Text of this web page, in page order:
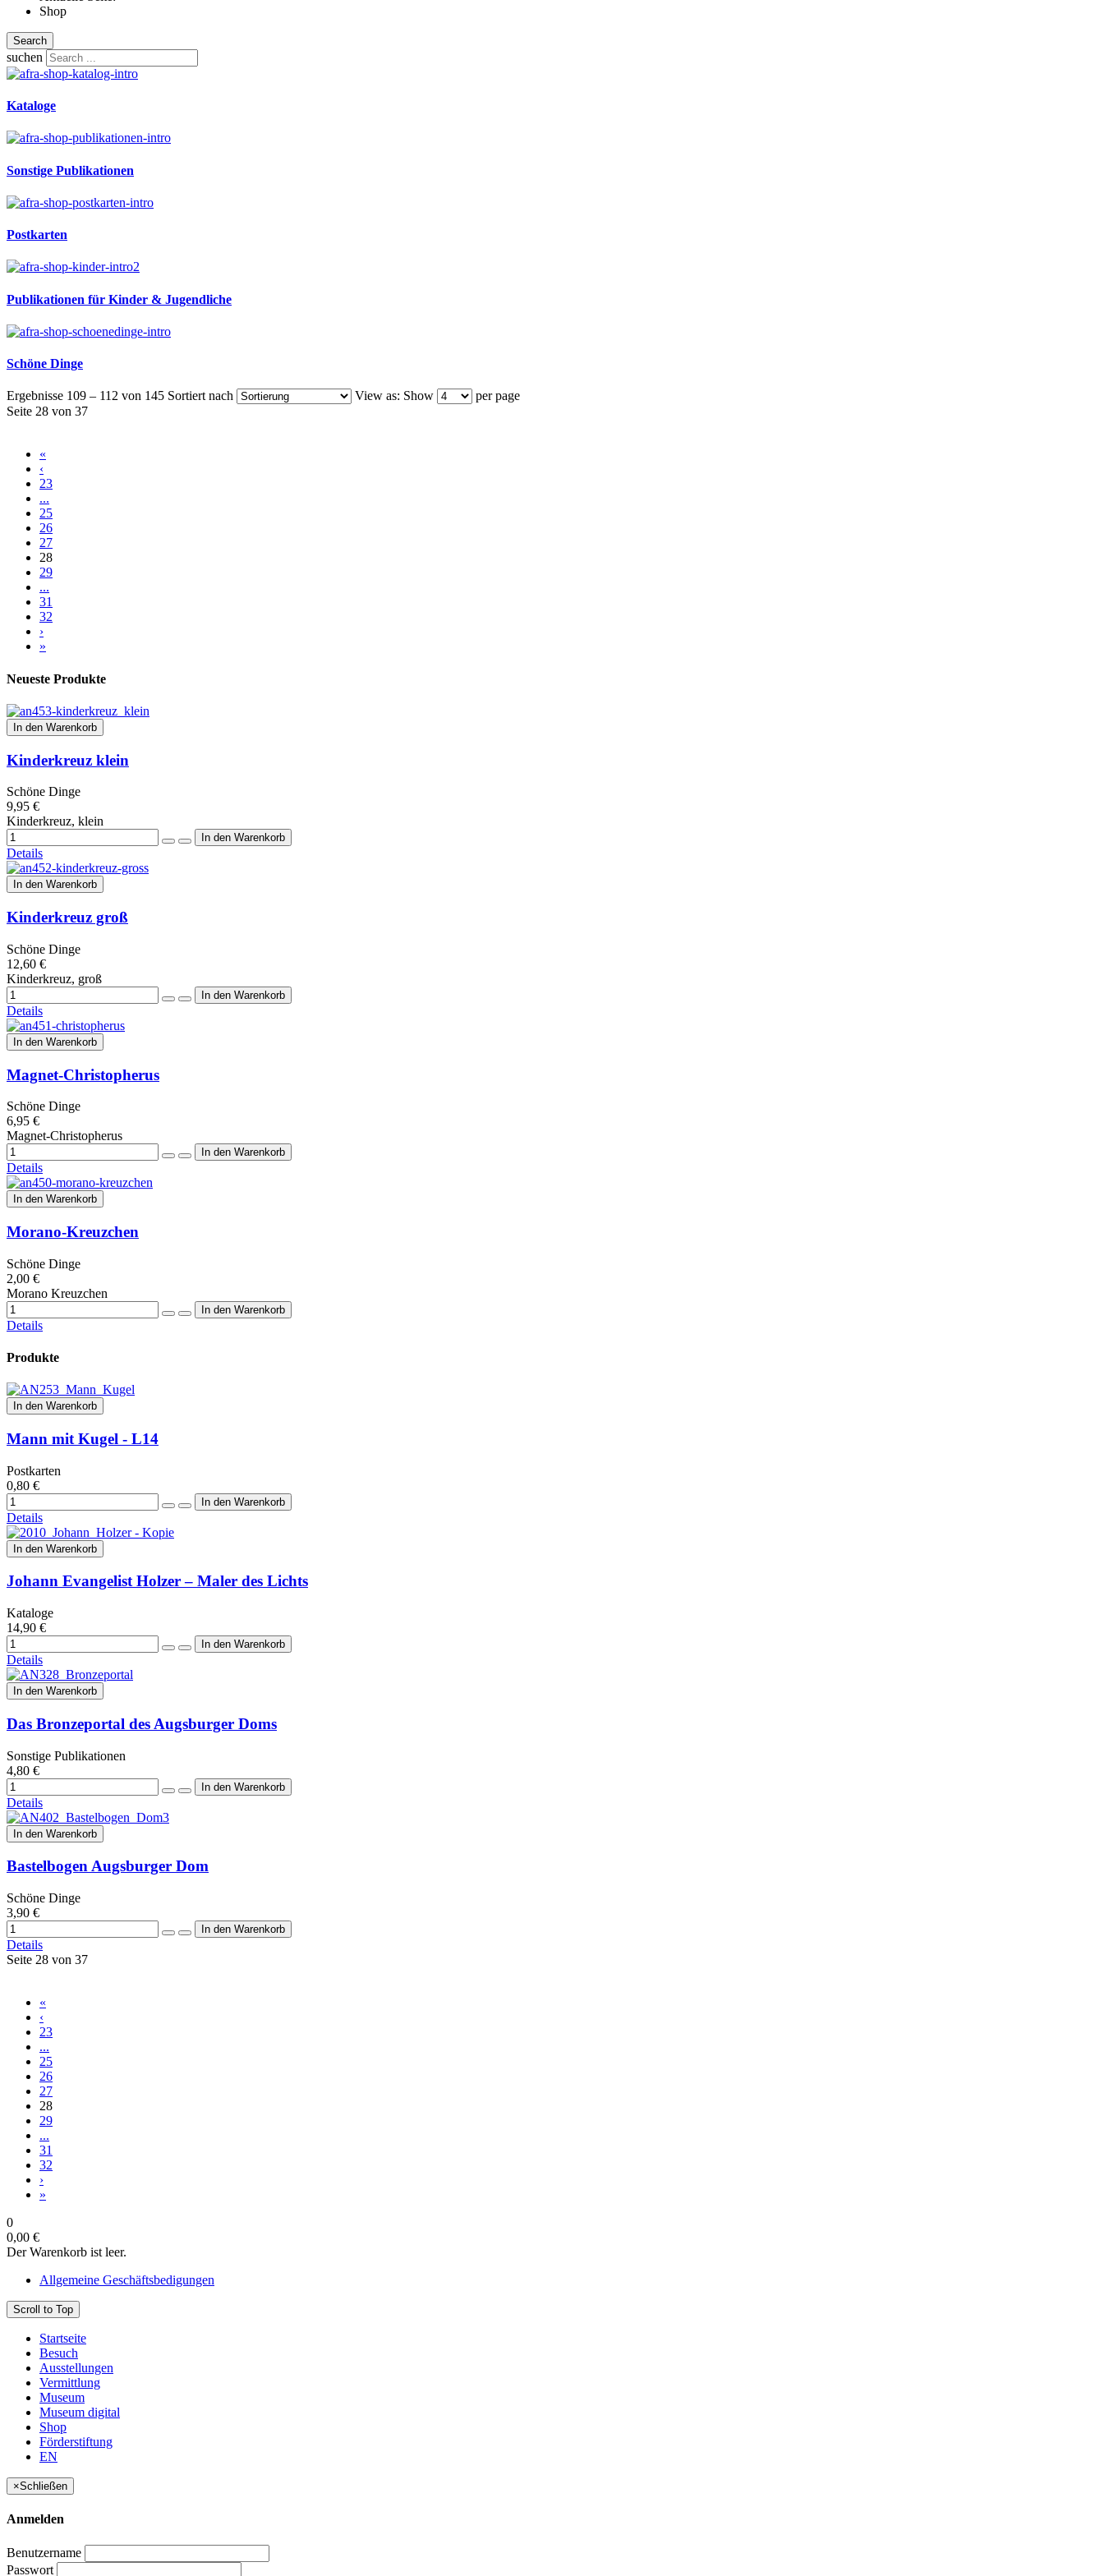
Shop
Search
suchen
Kataloge
Sonstige Publikationen
Postkarten
Publikationen für Kinder & Jugendliche
Schöne Dinge
Ergebnisse 109 – 112 von 145 Sortiert nach View as: Show
per page
Seite 28 von 37
«
‹
23
...
25
26
27
28
29
...
31
32
›
»
Neueste Produkte
In den Warenkorb
Kinderkreuz klein
Schöne Dinge
9,95 €
Kinderkreuz, klein
Details
In den Warenkorb
Kinderkreuz groß
Schöne Dinge
12,60 €
Kinderkreuz, groß
Details
In den Warenkorb
Magnet-Christopherus
Schöne Dinge
6,95 €
Magnet-Christopherus
Details
In den Warenkorb
Morano-Kreuzchen
Schöne Dinge
2,00 €
Morano Kreuzchen
Details
Produkte
In den Warenkorb
Mann mit Kugel - L14
Postkarten
0,80 €
Details
In den Warenkorb
Johann Evangelist Holzer – Maler des Lichts
Kataloge
14,90 €
Details
In den Warenkorb
Das Bronzeportal des Augsburger Doms
Sonstige Publikationen
4,80 €
Details
In den Warenkorb
Bastelbogen Augsburger Dom
Schöne Dinge
3,90 €
Details
Seite 28 von 37
«
‹
23
...
25
26
27
28
29
...
31
32
›
»
0
0,00 €
Der Warenkorb ist leer.
Allgemeine Geschäftsbedigungen
Scroll to Top
Startseite
Besuch
Ausstellungen
Vermittlung
Museum
Museum digital
Shop
Förderstiftung
EN
×Schließen
Anmelden
Benutzername
Passwort